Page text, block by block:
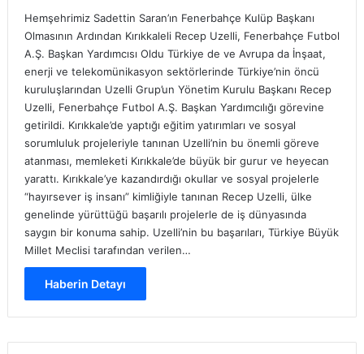
Hemşehrimiz Sadettin Saran’ın Fenerbahçe Kulüp Başkanı
Olmasının Ardından Kırıkkaleli Recep Uzelli, Fenerbahçe Futbol
A.Ş. Başkan Yardımcısı Oldu Türkiye de ve Avrupa da İnşaat,
enerji ve telekomünikasyon sektörlerinde Türkiye’nin öncü
kuruluşlarından Uzelli Grup’un Yönetim Kurulu Başkanı Recep
Uzelli, Fenerbahçe Futbol A.Ş. Başkan Yardımcılığı görevine
getirildi. Kırıkkale’de yaptığı eğitim yatırımları ve sosyal
sorumluluk projeleriyle tanınan Uzelli’nin bu önemli göreve
atanması, memleketi Kırıkkale’de büyük bir gurur ve heyecan
yarattı. Kırıkkale’ye kazandırdığı okullar ve sosyal projelerle
“hayırsever iş insanı” kimliğiyle tanınan Recep Uzelli, ülke
genelinde yürüttüğü başarılı projelerle de iş dünyasında
saygın bir konuma sahip. Uzelli’nin bu başarıları, Türkiye Büyük
Millet Meclisi tarafından verilen…
Haberin Detayı